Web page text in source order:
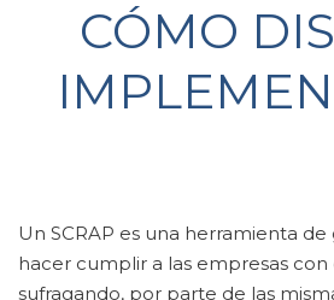
CÓMO
Un SCRAP es una herramienta
hacer cumplir a las empresas con
sufragando, por parte de las